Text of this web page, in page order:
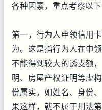
各种因素，重点考察以下
第一，行为人申领信用
为。这是指行为人在申
不能得到较大的透支额
明、房屋产权证明等虚
份属实，如姓名、身份
果这样，就不属于刑法